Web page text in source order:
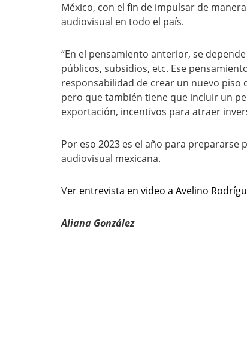
México, con el fin de impulsar de
audiovisual en todo el país.
“En el pensamiento anterior, se
públicos, subsidios, etc. Ese
responsabilidad de crear un nuevo piso
pero que también tiene que incluir un
exportación, incentivos para atraer
Por eso 2023 es el año para
audiovisual mexicana.
Ver entrevista en video a Avelino
Aliana González